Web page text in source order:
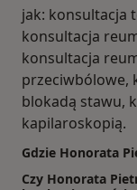
jak: konsultacja
konsultacja
konsultacja
przeciwbólowe,
blokadą stawu,
kapilaroskopią.
Gdzie Honorata
Czy Honorata